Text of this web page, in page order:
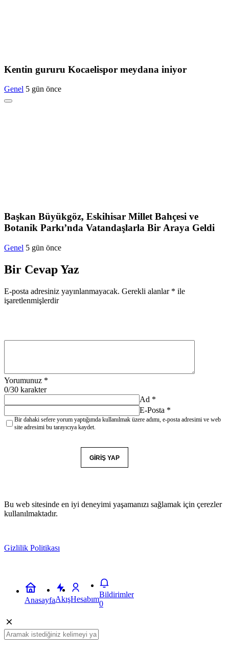
Kentin gururu Kocaelispor meydana iniyor
Genel 5 gün önce
Başkan Büyükgöz, Eskihisar Millet Bahçesi ve
Botanik Parkı’nda Vatandaşlarla Bir Araya Geldi
Genel 5 gün önce
Bir Cevap Yaz
E-posta adresiniz yayınlanmayacak. Gerekli alanlar * ile
işaretlenmişlerdir
Yorumunuz *
0/30 karakter
Ad *
E-Posta *
Bir dahaki sefere yorum yaptığımda kullanılmak üzere adımı, e-posta adresimi ve web
site adresimi bu tarayıcıya kaydet.
GIRIŞ YAP
Bu web sitesinde en iyi deneyimi yaşamanızı sağlamak için çerezler
kullanılmaktadır.
Gizlilik Politikası
AnasayfaAkışHesabım
Bildirimler
0